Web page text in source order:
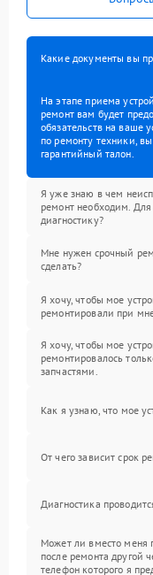
Какие документы вы
На этапе приема
ремонт вам будет
обязательств на ваше
по ремонту техники,
гарантийный талон.
Я уже знаю в чем
ремонт необходим. Для
диагностику?
Мне нужен срочный
сделать?
Я хочу, чтобы мое
ремонтировали при
Я хочу, чтобы мое
ремонтировалось
запчастями.
Как я узнаю, что мое
От чего зависит срок
Диагностика
Может ли вместо меня
после ремонта другой
телефон которого я